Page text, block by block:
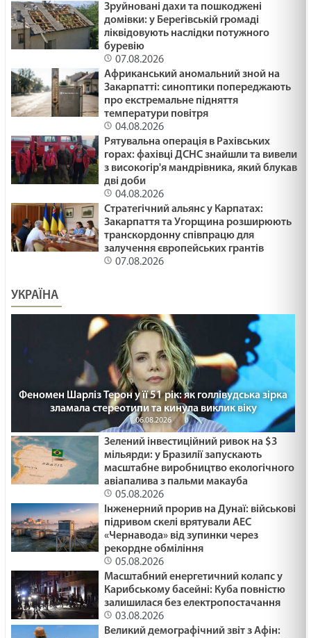
Зруйновані дахи та пошкоджені
домівки: у Берегівській громаді
ліквідовують наслідки потужного
буревію
07.08.2026
Африканський аномальний зной на
Закарпатті: синоптики попереджають
про екстремальне підняття
температури повітря
04.08.2026
Рятувальна операція в Рахівських
горах: фахівці ДСНС знайшли та вивели
з високогір'я мандрівника, який блукав
дві доби
04.08.2026
Стратегічний альянс у Карпатах:
Закарпаття та Угорщина розширюють
транскордонну співпрацю для
залучення європейських грантів
07.08.2026
УКРАЇНА
Феномен Шарліз Терон у її 51 рік: як голлівудська зірка
зламала стереотипи та кинула виклик віку
06.08.2026
Зелений інвестиційний ривок на $3
мільярди: у Бразилії запускають
масштабне виробництво екологічного
авіапалива з пальми макауба
05.08.2026
Інженерний прорив на Дунаї: військові
підривом скелі врятували АЕС
«Чернавода» від зупинки через
рекордне обміління
05.08.2026
Масштабний енергетичний колапс у
Карибському басейні: Куба повністю
залишилася без електропостачання
03.08.2026
Великий демографічний звіт з Афін: